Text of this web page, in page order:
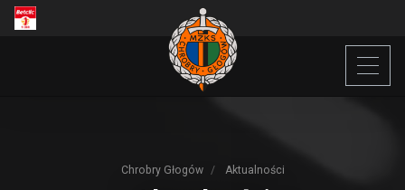
Chrobry Głogów Aktualności